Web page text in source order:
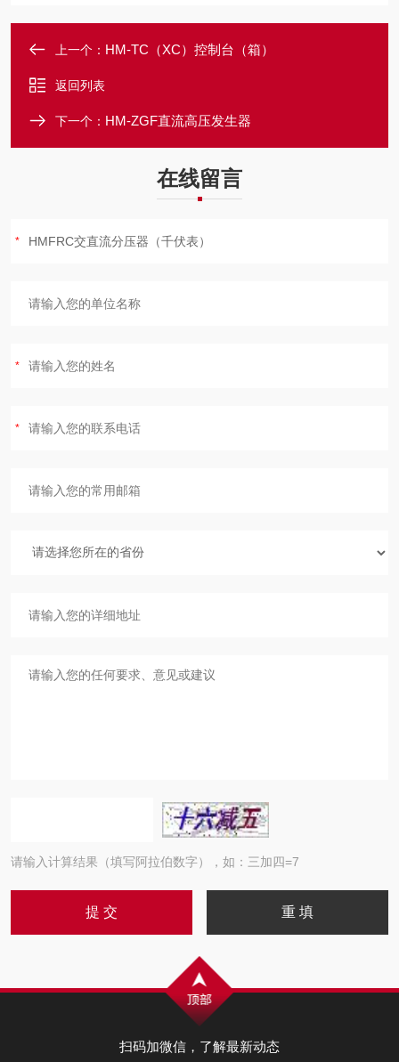
上一个： HM-TC（XC）控制台（箱）
返回列表
下一个： HM-ZGF直流高压发生器
在线留言
请输入计算结果（填写阿拉伯数字），如：三加四=7
扫码加微信，了解最新动态